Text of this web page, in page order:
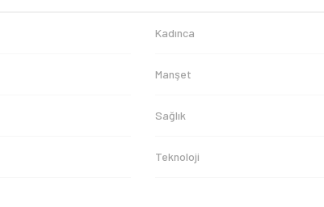
Kadınca
Manşet
Sağlık
Teknoloji